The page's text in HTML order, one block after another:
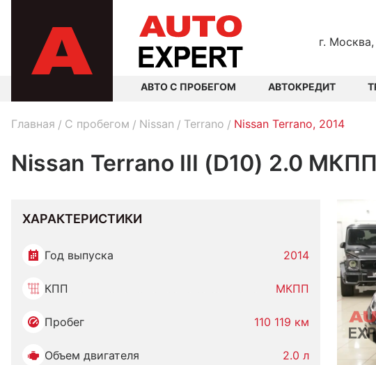
г.
АВТО С ПРОБЕГОМ АВТОКРЕДИТ
Главная C пробегом Nissan Terrano Nissan Terrano, 2014
Nissan Terrano III (D10) 2.0
ХАРАКТЕРИСТИКИ
Год выпуска 2014
КПП МКПП
Пробег 110 119 км
Объем двигателя 2.0 л